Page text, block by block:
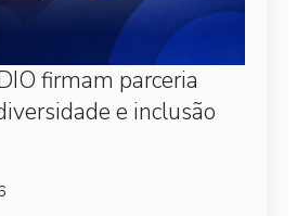
firmam parceria
e inclusão